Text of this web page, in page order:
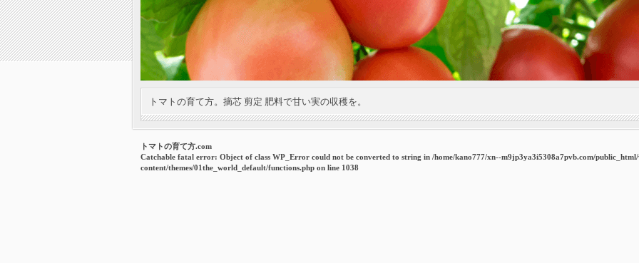
トマトの育て方。摘芯 剪定 肥料で甘い実の収穫を。
トマトの育て方.com
Catchable fatal error: Object of class WP_Error could not be converted to string in /home/kano777/xn--m9jp3ya3i5308a7pvb.com/
content/themes/01the_world_default/functions.php on line 1038